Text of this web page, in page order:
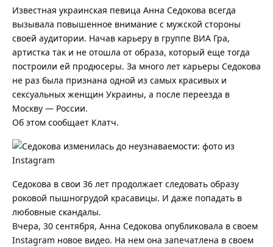
Известная украинская певица Анна Седокова всегда
вызывала повышенное внимание с мужской стороны
своей аудитории. Начав карьеру в группе ВИА Гра,
артистка так и не отошла от образа, который еще тогда
построили ей продюсеры. За много лет карьеры Седокова
не раз была признана одной из самых красивых и
сексуальных женщин Украины, а после переезда в
Москву — России.
Об этом сообщает Клатч.
Седокова в свои 36 лет продолжает следовать образу
роковой пышногрудой красавицы. И даже попадать в
любовные скандалы.
Вчера, 30 сентября, Анна Седокова опубликовала в своем
Instagram новое видео. На нем она запечатлена в своем